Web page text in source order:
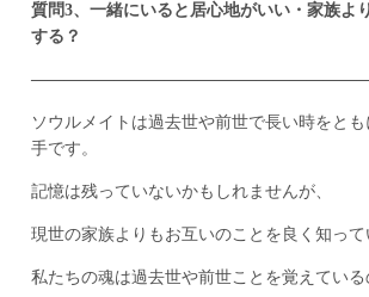
質問3、一緒にいると居心地がいい・家族よ
する？
ソウルメイトは過去世や前世で長い時をと
手です。
記憶は残っていないかもしれませんが、
現世の家族よりもお互いのことを良く知って
私たちの魂は過去世や前世ことを覚えている